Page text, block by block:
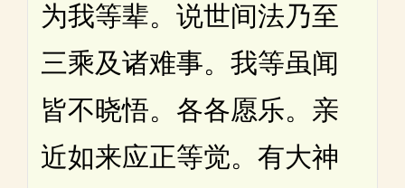
为我等辈。说世间法乃至
三乘及诸难事。我等虽闻
皆不晓悟。各各愿乐。亲
近如来应正等觉。有大神